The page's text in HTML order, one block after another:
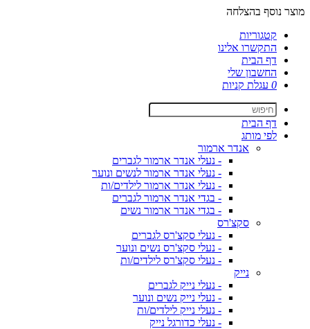
מוצר נוסף בהצלחה
קטגוריות
התקשרו אלינו
דף הבית
החשבון שלי
0 עגלת קניות
דף הבית
לפי מותג
אנדר ארמור
- נעלי אנדר ארמור לגברים
- נעלי אנדר ארמור לנשים ונוער
- נעלי אנדר ארמור לילדים/ות
- בגדי אנדר ארמור לגברים
- בגדי אנדר ארמור נשים
סקצ'רס
- נעלי סקצ'רס לגברים
- נעלי סקצ'רס נשים ונוער
- נעלי סקצ'רס לילדים/ות
נייק
- נעלי נייק לגברים
- נעלי נייק נשים ונוער
- נעלי נייק לילדים/ות
- נעלי כדורגל נייק